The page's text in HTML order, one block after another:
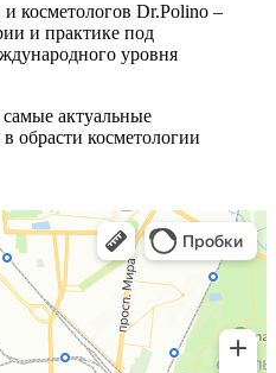
косметологов Dr.Polino –
и практике под
уровня
актуальные
обрасти косметологии